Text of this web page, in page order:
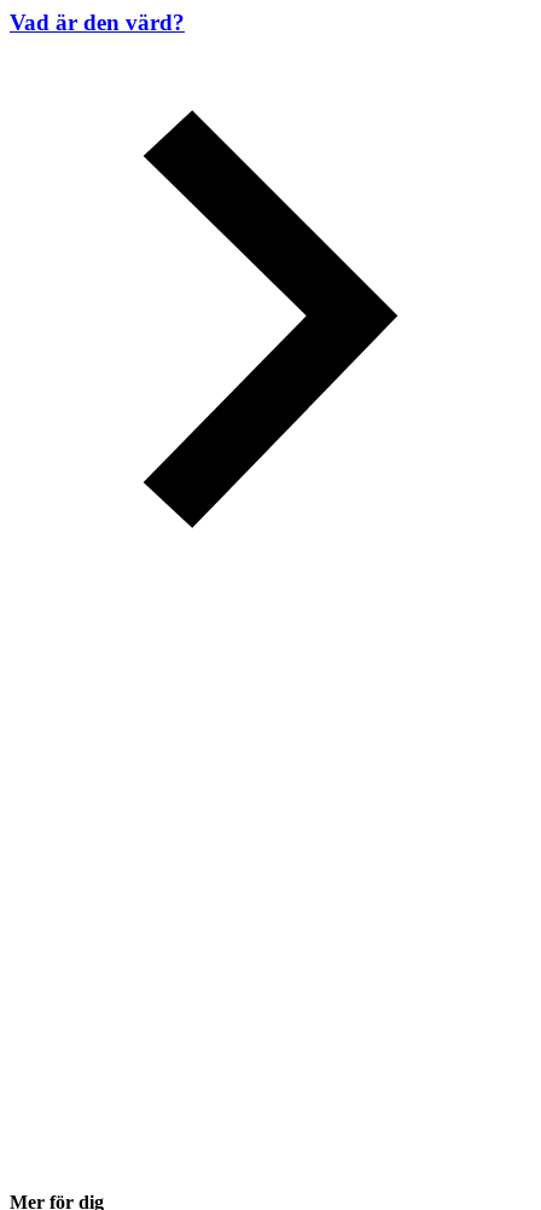
Vad är den värd?
Mer för dig